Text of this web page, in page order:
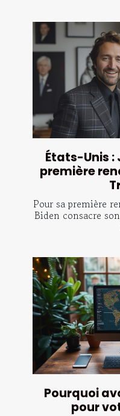
États-Unis :
première
Pour sa première
Biden consacre
Pourquoi
pour